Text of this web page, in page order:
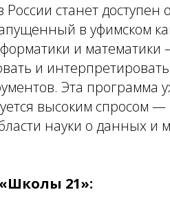
станет доступен
в уфимском
и математики
и
Эта программа
высоким спросом —
науки о данных и
21»: